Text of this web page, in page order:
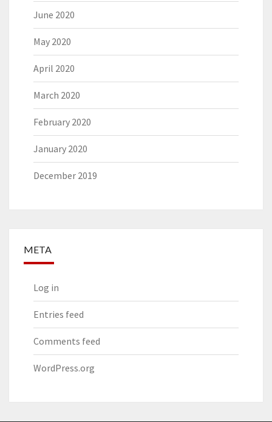
June 2020
May 2020
April 2020
March 2020
February 2020
January 2020
December 2019
META
Log in
Entries feed
Comments feed
WordPress.org